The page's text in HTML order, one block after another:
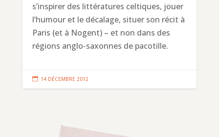
s’inspirer des littératures celtiques, jouer
l’humour et le décalage, situer son récit à
Paris (et à Nogent) – et non dans des
régions anglo-saxonnes de pacotille.
 14 DÉCEMBRE 2012